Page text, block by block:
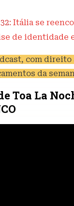
Itália se
de identidade
com direito
da
Toa La